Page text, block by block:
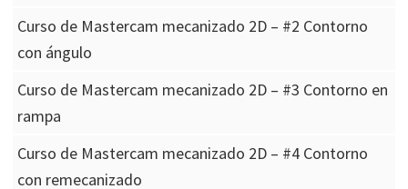
Curso de Mastercam mecanizado 2D – #2 Contorno
con ángulo
Curso de Mastercam mecanizado 2D – #3 Contorno en
rampa
Curso de Mastercam mecanizado 2D – #4 Contorno
con remecanizado